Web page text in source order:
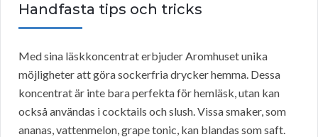
Handfasta tips och tricks
Med sina läskkoncentrat erbjuder Aromhuset unika
möjligheter att göra sockerfria drycker hemma. Dessa
koncentrat är inte bara perfekta för hemläsk, utan kan
också användas i cocktails och slush. Vissa smaker, som
ananas, vattenmelon, grape tonic, kan blandas som saft.